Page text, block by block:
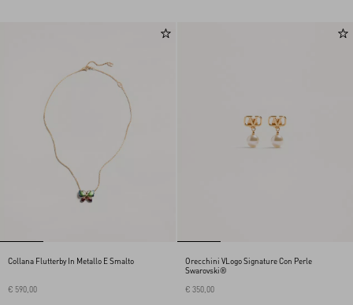
Collana Flutterby In Metallo E Smalto
€ 590,00
Orecchini VLogo Signature Con Perle
Swarovski®
€ 350,00